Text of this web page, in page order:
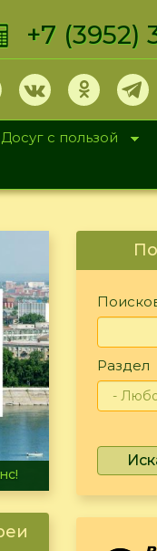
+7 (3952)
Досуг с пользой
Раздел